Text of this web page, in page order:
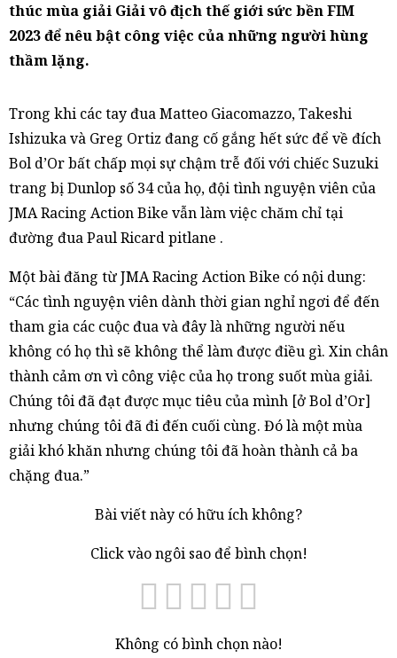
thúc mùa giải Giải vô địch thế giới sức bền FIM
2023 để nêu bật công việc của những người hùng
thầm lặng.
Trong khi các tay đua Matteo Giacomazzo, Takeshi
Ishizuka và Greg Ortiz đang cố gắng hết sức để về đích
Bol d’Or bất chấp mọi sự chậm trễ đối với chiếc Suzuki
trang bị Dunlop số 34 của họ, đội tình nguyện viên của
JMA Racing Action Bike vẫn làm việc chăm chỉ tại
đường đua Paul Ricard pitlane .
Một bài đăng từ JMA Racing Action Bike có nội dung:
“Các tình nguyện viên dành thời gian nghỉ ngơi để đến
tham gia các cuộc đua và đây là những người nếu
không có họ thì sẽ không thể làm được điều gì. Xin chân
thành cảm ơn vì công việc của họ trong suốt mùa giải.
Chúng tôi đã đạt được mục tiêu của mình [ở Bol d’Or]
nhưng chúng tôi đã đi đến cuối cùng. Đó là một mùa
giải khó khăn nhưng chúng tôi đã hoàn thành cả ba
chặng đua.”
Bài viết này có hữu ích không?
Click vào ngôi sao để bình chọn!
Không có bình chọn nào!